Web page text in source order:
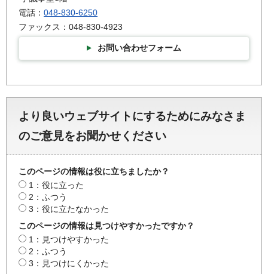
電話： 048-830-6250
ファックス：048-830-4923
お問い合わせフォーム
より良いウェブサイトにするためにみなさま
のご意見をお聞かせください
このページの情報は役に立ちましたか？
1：役に立った
2：ふつう
3：役に立たなかった
このページの情報は見つけやすかったですか？
1：見つけやすかった
2：ふつう
3：見つけにくかった